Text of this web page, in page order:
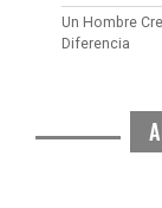
Un Hombre
Diferencia